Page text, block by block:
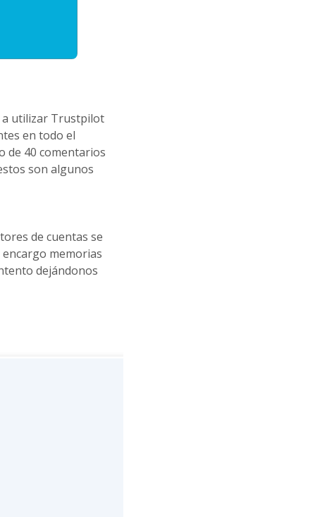
a utilizar Trustpilot
en todo el
de 40 comentarios
son algunos
de cuentas se
memorias
dejándonos